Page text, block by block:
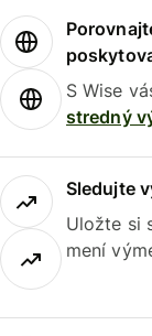
S Wise
stredný
Sledujte
Uložte si
mení